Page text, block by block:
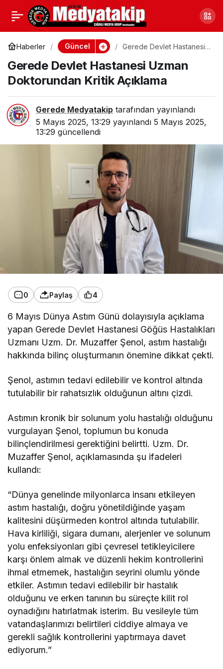
Haberler Güncel
Gerede Devlet Hastanesi
Açıklama
Gerede Devlet Hastanesi Uzman
Doktorundan Kritik Açıklama
Gerede Medyatakip tarafından yayınlandı
5 Mayıs 2025, 13:29 yayınlandı 5 Mayıs 2025,
13:29 güncellendi
0 Paylaş 4
6 Mayıs Dünya Astım Günü dolayısıyla açıklama
yapan Gerede Devlet Hastanesi Göğüs Hastalıkları
Uzmanı Uzm. Dr. Muzaffer Şenol, astım hastalığı
hakkında bilinç oluşturmanın önemine dikkat çekti.
Şenol, astımın tedavi edilebilir ve kontrol altında
tutulabilir bir rahatsızlık olduğunun altını çizdi.
Astımın kronik bir solunum yolu hastalığı olduğunu
vurgulayan Şenol, toplumun bu konuda
bilinçlendirilmesi gerektiğini belirtti. Uzm. Dr.
Muzaffer Şenol, açıklamasında şu ifadeleri
kullandı:
“Dünya genelinde milyonlarca insanı etkileyen
astım hastalığı, doğru yönetildiğinde yaşam
kalitesini düşürmeden kontrol altında tutulabilir.
Hava kirliliği, sigara dumanı, alerjenler ve solunum
yolu enfeksiyonları gibi çevresel tetikleyicilere
karşı önlem almak ve düzenli hekim kontrollerini
ihmal etmemek, hastalığın seyrini olumlu yönde
etkiler. Astımın tedavi edilebilir bir hastalık
olduğunu ve erken tanının bu süreçte kilit rol
oynadığını hatırlatmak isterim. Bu vesileyle tüm
vatandaşlarımızı belirtileri ciddiye almaya ve
gerekli sağlık kontrollerini yaptırmaya davet
ediyorum.”
Bolu’da Baharın Renkleri
Doğayı Şenlendirdi
Paylaş